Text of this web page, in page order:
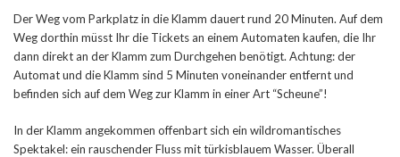
Der Weg vom Parkplatz in die Klamm dauert rund 20 Minuten. Auf dem
Weg dorthin müsst Ihr die Tickets an einem Automaten kaufen, die Ihr
dann direkt an der Klamm zum Durchgehen benötigt. Achtung: der
Automat und die Klamm sind 5 Minuten voneinander entfernt und
befinden sich auf dem Weg zur Klamm in einer Art “Scheune”!
In der Klamm angekommen offenbart sich ein wildromantisches
Spektakel: ein rauschender Fluss mit türkisblauem Wasser. Überall